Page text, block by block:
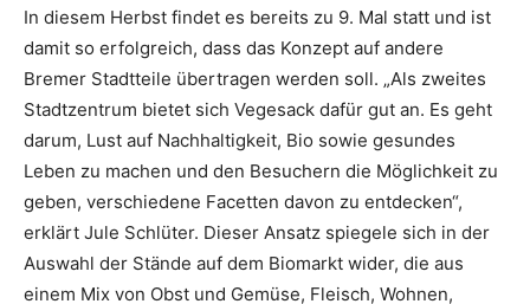
In diesem Herbst findet es bereits zu 9. Mal statt und ist
damit so erfolg­reich, dass das Konzept auf andere
Bremer Stadtteile übertragen werden soll. „Als zweites
Stadtzentrum bietet sich Vegesack dafür gut an. Es geht
darum, Lust auf Nachhaltigkeit, Bio sowie gesundes
Leben zu machen und den Besuchern die Möglichkeit zu
geben, verschiedene Facetten davon zu entdecken“,
erklärt Jule Schlüter. Dieser Ansatz spiegele sich in der
Auswahl der Stände auf dem Biomarkt wider, die aus
einem Mix von Obst und Gemüse, Fleisch, Wohnen,